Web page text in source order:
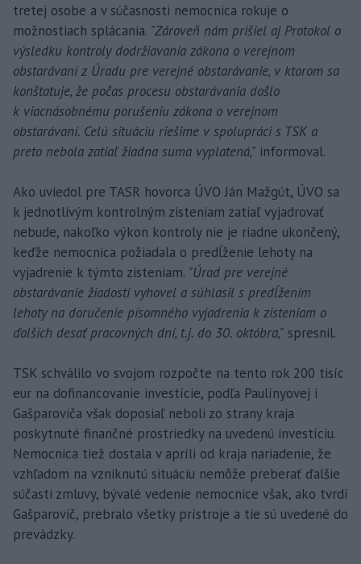
tretej osobe a v súčasnosti nemocnica rokuje o
možnostiach splácania. "Zároveň nám prišiel aj Protokol o
výsledku kontroly dodržiavania zákona o verejnom
obstarávaní z Úradu pre verejné obstarávanie, v ktorom sa
konštatuje, že počas procesu obstarávania došlo
k viacnásobnému porušeniu zákona o verejnom
obstarávaní. Celú situáciu riešime v spolupráci s TSK a
preto nebola zatiaľ žiadna suma vyplatená," informoval.
Ako uviedol pre TASR hovorca ÚVO Ján Mažgút, ÚVO sa
k jednotlivým kontrolným zisteniam zatiaľ vyjadrovať
nebude, nakoľko výkon kontroly nie je riadne ukončený,
keďže nemocnica požiadala o predĺženie lehoty na
vyjadrenie k týmto zisteniam. "Úrad pre verejné
obstarávanie žiadosti vyhovel a súhlasil s predĺžením
lehoty na doručenie písomného vyjadrenia k zisteniam o
ďalších desať pracovných dní, t.j. do 30. októbra," spresnil.
TSK schválilo vo svojom rozpočte na tento rok 200 tisíc
eur na dofinancovanie investície, podľa Paulínyovej i
Gašparoviča však doposiaľ neboli zo strany kraja
poskytnuté finančné prostriedky na uvedenú investíciu.
Nemocnica tiež dostala v apríli od kraja nariadenie, že
vzhľadom na vzniknutú situáciu nemôže preberať ďalšie
súčasti zmluvy, bývalé vedenie nemocnice však, ako tvrdí
Gašparovič, prebralo všetky prístroje a tie sú uvedené do
prevádzky.